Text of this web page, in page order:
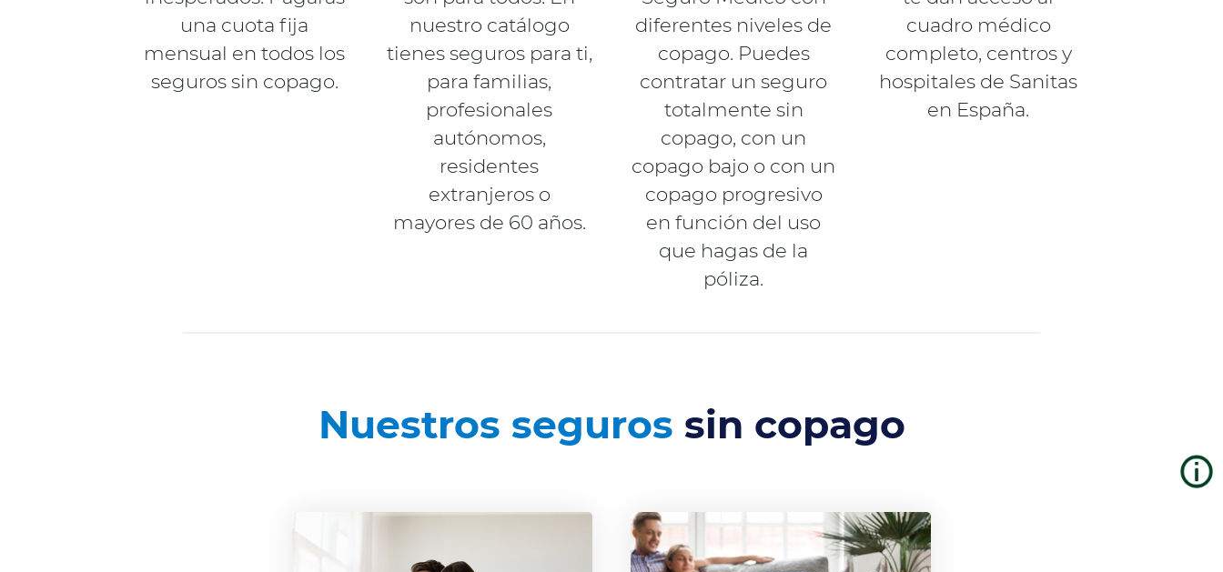
una cuota fija
mensual en todos los
seguros sin copago.
nuestro catálogo
tienes seguros para ti,
para familias,
profesionales
autónomos,
residentes
extranjeros o
mayores de 60 años.
diferentes niveles de
copago. Puedes
contratar un seguro
totalmente sin
copago, con un
copago bajo o con un
copago progresivo
en función del uso
que hagas de la
póliza.
cuadro médico
completo, centros y
hospitales de Sanitas
en España.
Nuestros seguros sin copago